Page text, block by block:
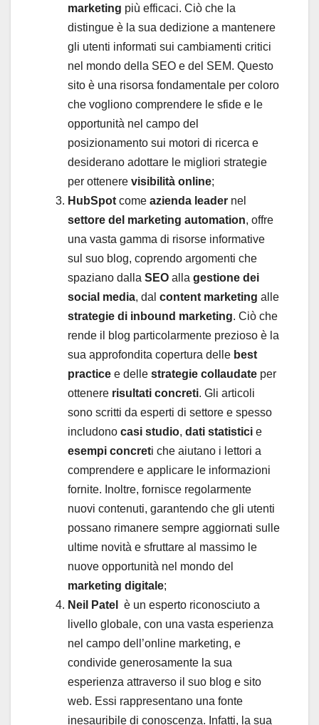
marketing più efficaci. Ciò che la
distingue è la sua dedizione a mantenere
gli utenti informati sui cambiamenti critici
nel mondo della SEO e del SEM. Questo
sito è una risorsa fondamentale per coloro
che vogliono comprendere le sfide e le
opportunità nel campo del
posizionamento sui motori di ricerca e
desiderano adottare le migliori strategie
per ottenere visibilità online;
HubSpot come azienda leader nel
settore del marketing automation, offre
una vasta gamma di risorse informative
sul suo blog, coprendo argomenti che
spaziano dalla SEO alla gestione dei
social media, dal content marketing alle
strategie di inbound marketing. Ciò che
rende il blog particolarmente prezioso è la
sua approfondita copertura delle best
practice e delle strategie collaudate per
ottenere risultati concreti. Gli articoli
sono scritti da esperti di settore e spesso
includono casi studio, dati statistici e
esempi concreti che aiutano i lettori a
comprendere e applicare le informazioni
fornite. Inoltre, fornisce regolarmente
nuovi contenuti, garantendo che gli utenti
possano rimanere sempre aggiornati sulle
ultime novità e sfruttare al massimo le
nuove opportunità nel mondo del
marketing digitale;
Neil Patel
è un esperto riconosciuto a
livello globale, con una vasta esperienza
nel campo dell’online marketing, e
condivide generosamente la sua
esperienza attraverso il suo blog e sito
web. Essi rappresentano una fonte
inesauribile di conoscenza. Infatti, la sua